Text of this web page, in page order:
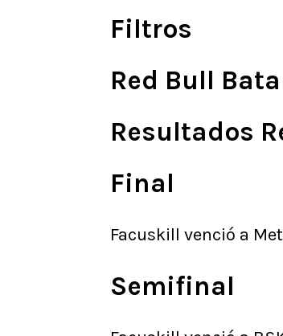
Filtros
Red Bull
Resultados
Final
Facuskill venció a
Semifinal